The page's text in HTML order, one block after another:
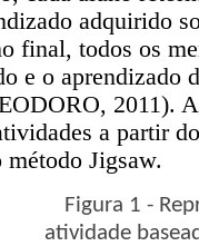
adquirido
final, todos os
e o aprendizado
2011).
a partir
método Jigsaw.
Figura 1 -
atividade